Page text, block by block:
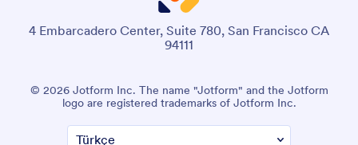
4 Embarcadero Center, Suite 780, San Francisco CA
94111
© 2026 Jotform Inc. The name "Jotform" and the Jotform
logo are registered trademarks of Jotform Inc.